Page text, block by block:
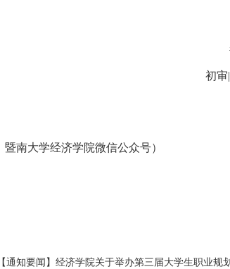
初审|
暨南大学经济学院微信公众号）
【通知要闻】经济学院关于举办第三届大学生职业规